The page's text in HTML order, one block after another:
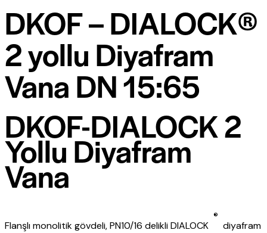
DKOF – DIALOCK®
2 yollu Diyafram
Vana DN 15:65
DKOF-DIALOCK 2
Yollu Diyafram
Vana
Flanşlı monolitik gövdeli, PN10/16 delikli DIALOCK
®
diyafram